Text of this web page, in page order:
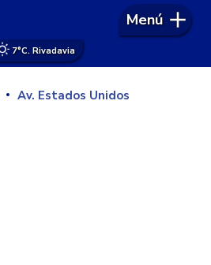
7°C. Rivadavia
Menú
Av. Estados Unidos